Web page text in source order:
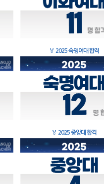
🏅 2025 숙명여대 합격
🏅 2025 중앙대 합격